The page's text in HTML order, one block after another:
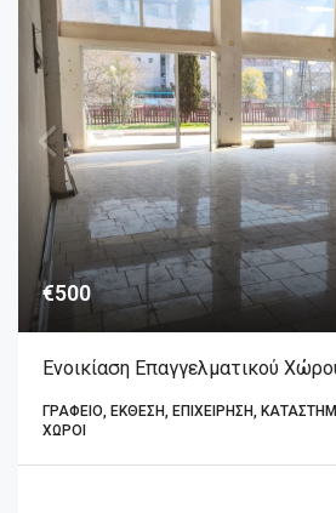
€500
ΓΡΑΦΕΊΟ, ΈΚΘΕΣΗ, ΕΠΙΧΕΊΡΗΣΗ,
ΧΏΡΟΙ